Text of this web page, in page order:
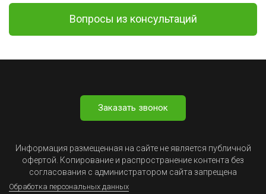
Вопросы из консультаций
Заказать звонок
Информация размещенная на сайте не является публичной
офертой. Копирование и распространение контента без
согласования с администратором сайта запрещена
Обработка персональных данных